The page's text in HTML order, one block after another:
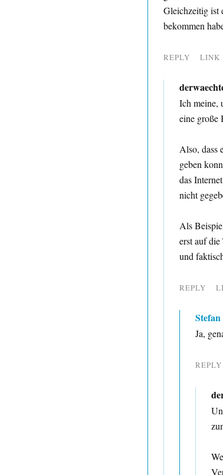
Gleichzeitig ist
bekommen
REPLY LINK
Ich meine,
eine große
Also, dass
geben
das
nicht
Als
erst auf die
und
REPLY
Stefan
Ja,
REPLY